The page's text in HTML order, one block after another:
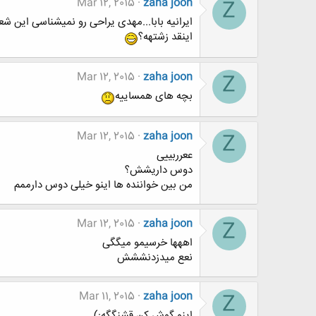
Z
ایرانیه بابا...مهدی یراحی رو نمیشناسی این
اینقد زشتهه؟
Z
zaha joon
Mar 12, 2015
بچه های همساییه
Z
zaha joon
Mar 12, 2015
ععرربییی
دوس داریشش؟
من بین خواننده ها اینو خیلی دوس دارممم
Z
zaha joon
Mar 12, 2015
اههها خرسیمو میگگی
نعع میدزدنششش
Z
zaha joon
Mar 11, 2015